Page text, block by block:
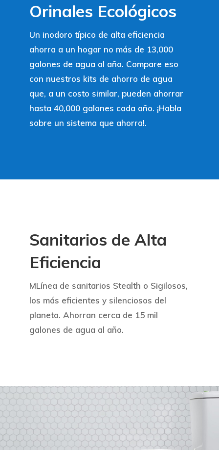
Orinales Ecológicos
Un inodoro típico de alta eficiencia
ahorra a un hogar no más de 13,000
galones de agua al año. Compare eso
con nuestros kits de ahorro de agua
que, a un costo similar, pueden ahorrar
hasta 40,000 galones cada año. ¡Habla
sobre un sistema que ahorra!.
Sanitarios de Alta
Eficiencia
MLínea de sanitarios Stealth o Sigilosos,
los más eficientes y silenciosos del
planeta. Ahorran cerca de 15 mil
galones de agua al año.